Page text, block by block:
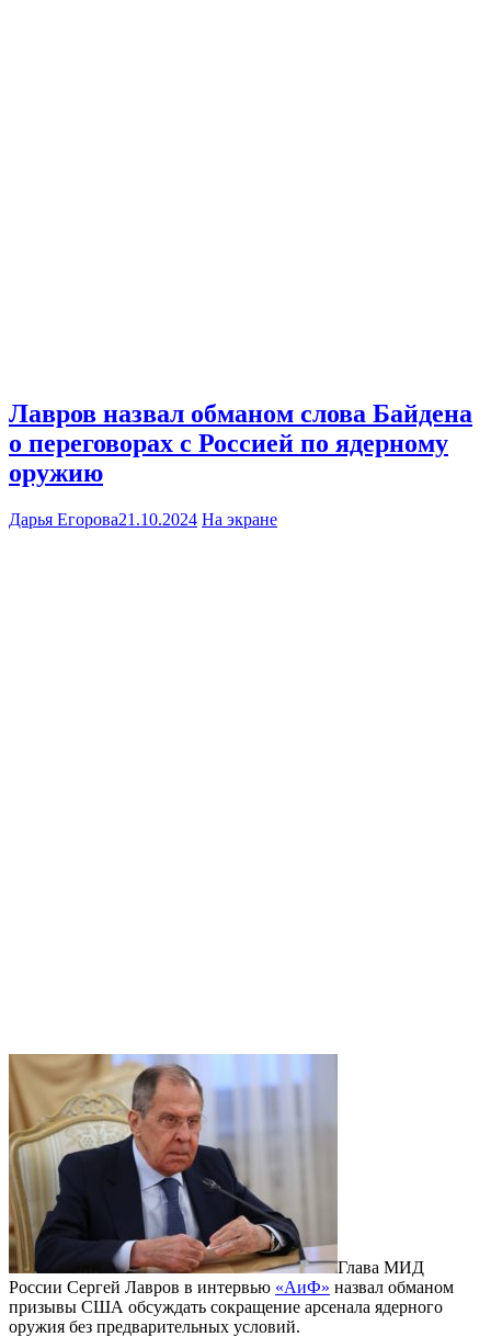
Лавров назвал обманом слова Байдена
о переговорах с Россией по ядерному
оружию
Дарья Егорова21.10.2024 На экране
Глава МИД
России Сергей Лавров в интервью «АиФ» назвал обманом
призывы США обсуждать сокращение арсенала ядерного
оружия без предварительных условий.